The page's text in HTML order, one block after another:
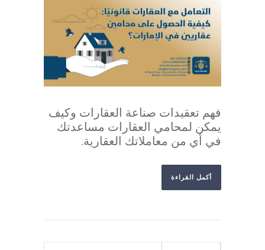
فهم تعقيدات صناعة العقارات وكيف
يمكن لمحامي العقارات مساعدتك
في أي من معاملاتك العقارية.
أكمل القراءة